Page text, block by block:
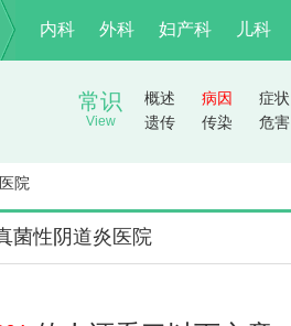
内科 外科 妇产科 儿科
常识
View
概述 病因 症状
遗传
传染 危害
医院
菌性阴道炎医院